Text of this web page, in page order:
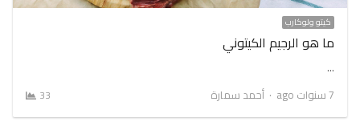
كيتو ولوكارب
ما هو الرجيم الكيتوني
…
7 سنوات ago
Author
أحمد سمارة 33